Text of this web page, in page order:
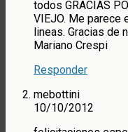
todos GRACIAS
VIEJO. Me parece
lineas. Gracias
Mariano Crespi
Responder
mebottini
10/10/2012